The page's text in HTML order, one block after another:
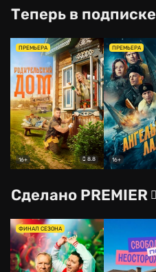
Теперь в подписке
16+ 8.8
ПРЕМЬЕРА
16+
ПРЕМЬЕРА
Сделано PREMIER
ФИНАЛ СЕЗОНА